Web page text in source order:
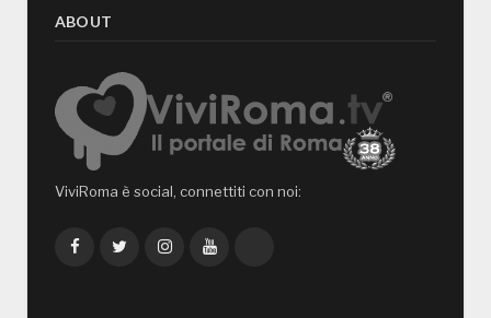
ABOUT
ViviRoma è social, connettiti con noi:
FacebookTwitterInstagramYouTube